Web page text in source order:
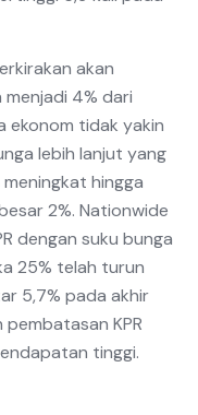
akan
4% dari
ekonom tidak yakin
lebih lanjut yang
hingga
2%. Nationwide
dengan suku bunga
25% telah turun
5,7% pada akhir
pembatasan KPR
tinggi.